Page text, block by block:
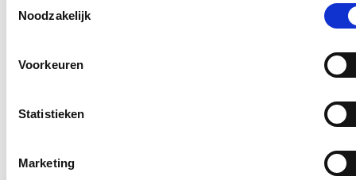
Noodzakelijk
Voorkeuren
Statistieken
Marketing
Ga verder naar cdenv.be